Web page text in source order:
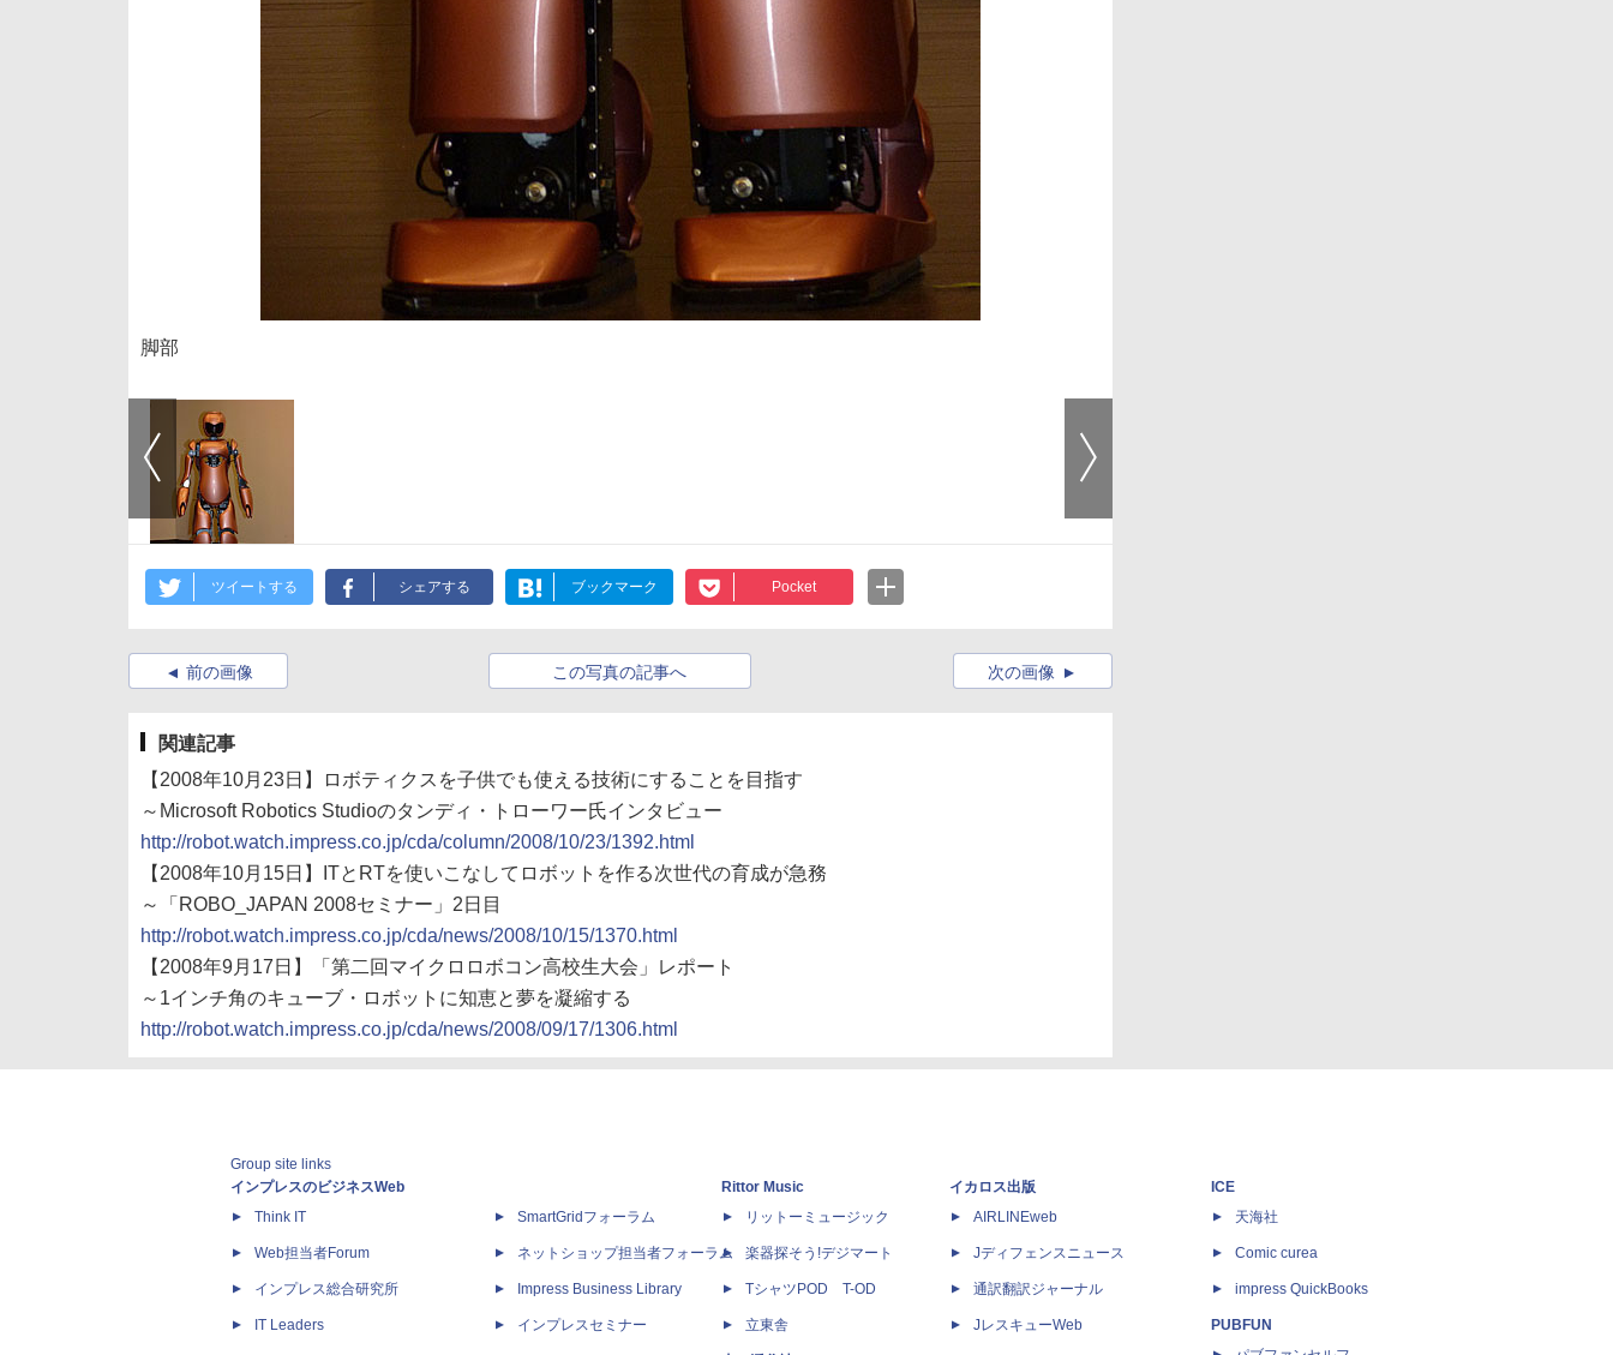
脚部
ツイートする シェアする ブックマーク Pocket
前の画像 この写真の記事へ 次の画像
関連記事
【2008年10月23日】ロボティクスを子供でも使える技術にすることを目指す
～Microsoft Robotics Studioのタンディ・トローワー氏インタビュー
http://robot.watch.impress.co.jp/cda/column/2008/10/23/1392.html
【2008年10月15日】ITとRTを使いこなしてロボットを作る次世代の育成が急務
～「ROBO_JAPAN 2008セミナー」2日目
http://robot.watch.impress.co.jp/cda/news/2008/10/15/1370.html
【2008年9月17日】「第二回マイクロロボコン高校生大会」レポート
～1インチ角のキューブ・ロボットに知恵と夢を凝縮する
http://robot.watch.impress.co.jp/cda/news/2008/09/17/1306.html
Group site links
インプレスのビジネスWeb
Think IT
Web担当者Forum
インプレス総合研究所
IT Leaders
SmartGridフォーラム
ネットショップ担当者フォーラム
Impress Business Library
インプレスセミナー
Rittor Music
リットーミュージック
楽器探そう!デジマート
TシャツPOD T-OD
立東舎
イカロス出版
AIRLINEweb
Jディフェンスニュース
通訳翻訳ジャーナル
JレスキューWeb
ICE
天海社
Comic curea
impress QuickBooks
PUBFUN